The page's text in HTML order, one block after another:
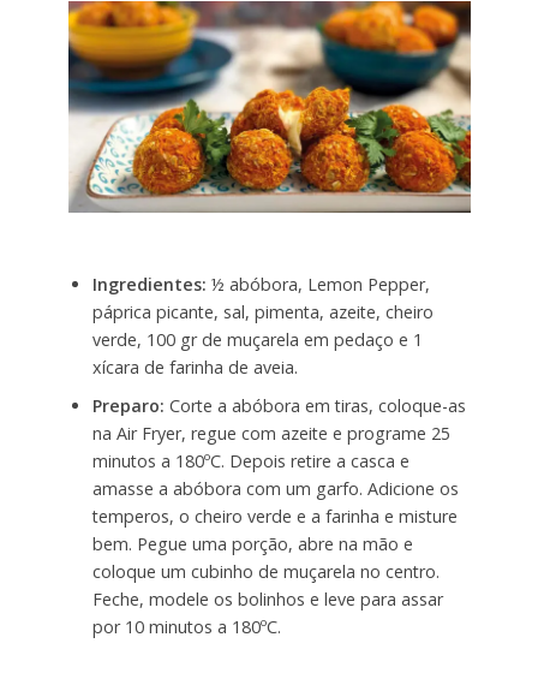
Ingredientes: ½ abóbora, Lemon Pepper,
páprica picante, sal, pimenta, azeite, cheiro
verde, 100 gr de muçarela em pedaço e 1
xícara de farinha de aveia.
Preparo: Corte a abóbora em tiras, coloque-as
na Air Fryer, regue com azeite e programe 25
minutos a 180ºC. Depois retire a casca e
amasse a abóbora com um garfo. Adicione os
temperos, o cheiro verde e a farinha e misture
bem. Pegue uma porção, abre na mão e
coloque um cubinho de muçarela no centro.
Feche, modele os bolinhos e leve para assar
por 10 minutos a 180ºC.